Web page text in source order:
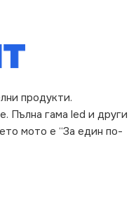
продукти.
Пълна гама led и други
мото е “За един по-